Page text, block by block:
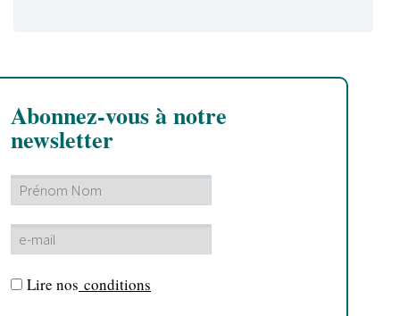
Abonnez-vous à notre
newsletter
Lire nos conditions